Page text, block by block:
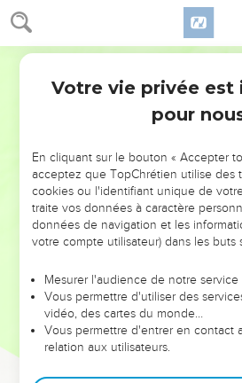
Zacharie 4
obstacle ? Zorobabel la changera en
pierre principale du temple. Et les
Bravo pour elle !” »
Le SEIGNEUR me donne cet autre
« Zorobabel a posé les fondations
SEIGNEUR de l’univers qui m’a
Il ne faut pas mépriser les petits
plutôt se réjouir en voyant Zorobabel
reconstruire le temple.
Je lui demande encore : « Et les
gauche du porte-lampes, qu’est-ce
Je lui demande aussi : « Et les
laissent couler l’huile dorée par les
qu’est-ce qu’elles représentent ? »
Votre vie privée
pour
En cliquant sur le bouton « Accepter
acceptez que TopChrétien utilise des
cookies ou l'identifiant unique de
traite vos données à caractère
données de navigation et les
votre compte utilisateur) dans les buts
Mesurer l'audience de notre service
Vous permettre d'utiliser des
vidéo, des cartes du monde…
Vous permettre d'entrer en contact
relation aux utilisateurs.